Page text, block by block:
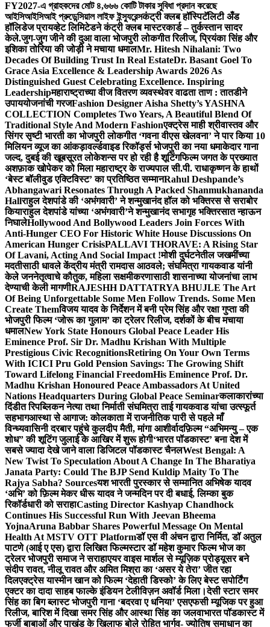
FY2027-এ গ্রাহকদের মোট ৪,৬৬৬ কোটি টাকার সুবিধা প্রদান করেছে
আইসিআইসিআই প্রুডেন্সিয়াল লাইফ ইন্স্যুরেন্সकंट्री क्लब हॉस्पिटॅलिटी अँड
हॉलिडेज प्रायव्हेट लिमिटेडने कंट्री क्लब मास्टरकार्ड – तुर्कस्तान सादर
केले.जुग-जुग जीने की दुआ वाला भोजपुरी लोकगीत रिलीज, प्रियंका सिंह और
इशिका तोरिया की जोड़ी ने मचाया धमालMr. Hitesh Nihalani: Two
Decades Of Building Trust In Real EstateDr. Basant Goel To
Grace Asia Excellence & Leadership Awards 2026 As
Distinguished Guest Celebrating Excellence. Inspiring
Leadershipमहाराष्ट्राच्या वीज वितरण व्यवस्थेवर वाढता ताण : तातडीने
उपाययोजनांची गरजFashion Designer Aisha Shetty’s YASHNA
COLLECTION Completes Two Years, A Beautiful Blend Of
Traditional Style And Modern Fashionएक्ट्रेस माही श्रीवास्तव और
सिंगर सृष्टी भारती का भोजपुरी लोकगीत ‘गवना वीएस खेलवना’ ने पार किया 10
मिलियन व्यूज का आंकड़ावर्ल्डवाइड रिकॉर्ड्स भोजपुरी का नया धमाकेदार गाना
जल्द, दुबई की खूबसूरत लोकेशन्स पर हो रही है शूटिंगफिल्म जगत के प्रख्यात
अशफ़ाक खोपेकर को मिला महाराष्ट्र के राज्यपाल सी.पी. राधाकृष्णन के हाथों
‘बेस्ट बॉलीवुड एक्टिविस्ट’ का प्रतिष्ठित सम्मानRahul Deshpande’s
Abhangawari Resonates Through A Packed Shanmukhananda
Hallराहुल देशपांडे की ‘अभंगवारी’ ने शन्मुखानंद हॉल को भक्तिरस से सराबोर
कियाराहुल देशपांडे यांच्या ‘अभंगवारी’ने शन्मुखानंद सभागृह भक्तिरसात न्हाऊन
निघालेHollywood And Bollywood Leaders Join Forces With
Anti-Hunger CEO For Historic White House Discussions On
American Hunger CrisisPALLAVI THORAVE: A Rising Star
Of Lavani, Acting And Social Impact !मोशी दुर्घटनेतील जखमींच्या
मदतीसाठी धावले केंद्रीय मंत्री रामदास आठवले; संघमित्रा गायकवाड यांनी
केले जननेतृत्वाचे कौतुक, महिला सक्षमीकरणासाठी शासनाच्या योजनांचा लाभ
देण्याची केली मागणीRAJESHH DATTATRYA BHUJLE The Art
Of Being Unforgettable Some Men Follow Trends. Some Men
Create Themविजय यादव के निर्देशन में बनी प्रेम सिंह और रक्षा गुप्ता की
भोजपुरी फिल्म ‘जोरू का गुलाम’ का ट्रेलर रिलीज, दर्शकों के बीच मचाया
धमालNew York State Honours Global Peace Leader His
Eminence Prof. Sir Dr. Madhu Krishan With Multiple
Prestigious Civic RecognitionsRetiring On Your Own Terms
With ICICI Pru Gold Pension Savings: The Growing Shift
Toward Lifelong Financial FreedomHis Eminence Prof. Dr.
Madhu Krishan Honoured Peace Ambassadors At United
Nations Headquarters During Global Peace Seminarकलाकारांच्या
दिंडीत रिपब्लिकन नेत्या तथा निर्माती संघमित्रा ताई गायकवाड यांचा उत्स्फूर्त
सहभागआस्था से आगाज: कोलकाता में राजनीतिक पारी से पहले माँ
विन्ध्यवासिनी दरबार पहुंचे कुलदीप मैती, मांगा आशीर्वादफ़िल्म “अभिमन्यु – एक
शोध” की शूटिंग जुलाई के आखिर में शुरू होगी‘भारत पॉडकास्ट’ बना देश में
सबसे ज्यादा देखे जाने वाला डिजिटल पॉडकास्ट चैनलWest Bengal: A
New Twist To Speculation About A Change In The Bharatiya
Janata Party: Could The BJP Send Kuldip Maity To The
Rajya Sabha? Sourcesयश भारती पुरस्कार से सम्मानित अभिषेक यादव
‘अभि’ को फ़िल्म मेकर धीरू यादव ने जन्मदिन पर दी बधाई, लिम्का बुक
रिकॉर्डधारी को सराहाCasting Director Kashyap Chandhock
Continues His Successful Run With Jeevan Bheema
YojnaAruna Babbar Shares Powerful Message On Mental
Health At MSTV OTT Platformडॉ एस वी अंचन द्वारा निर्मित, डॉ अतुल
पाटणे (आई ए एस) द्वारा लिखित फिल्मस्टार डॉ महेश कुमार फिल्म भोज का
ट्रेलर भोजपुरी समाज ने सराहाएयर वाइस मार्शल से म्यूज़िक प्रोड्यूसर बने
संदीप रावत, नीलू रावत और अमित मिश्रा का ‘असर ये तेरा’ जीत रहा
दिलएक्ट्रेस यास्मीन खान को फिल्म ‘देहाती डिस्को’ के लिए बेस्ट सपोर्टिंग
एक्टर का दादा साहब फाल्के इंडियन टेलीविज़न अवॉर्ड मिला।देसी स्टार समर
सिंह का बिग ब्लास्ट भोजपुरी गाना ‘बदरवा ए धनिया’ एसएफसी म्यूजिक पर हुआ
रिलीज, बारिश में दिखा समर सिंह और आस्था सिंह का जलवाभारत पॉडकास्ट में
फर्जी बाबाओं और पाखंड के खिलाफ बोले रोहित भार्गव- ज्योतिष समाधान का